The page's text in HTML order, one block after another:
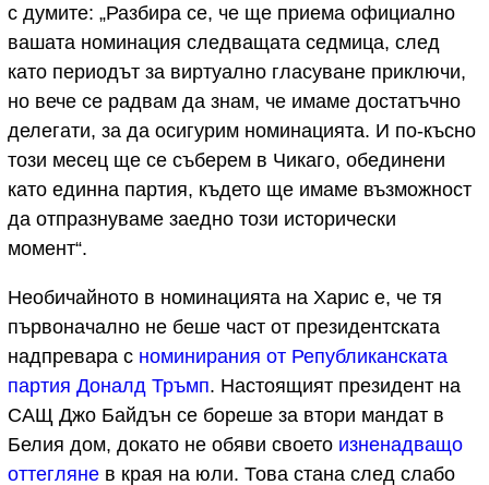
с думите: „Разбира се, че ще приема официално
вашата номинация следващата седмица, след
като периодът за виртуално гласуване приключи,
но вече се радвам да знам, че имаме достатъчно
делегати, за да осигурим номинацията. И по-късно
този месец ще се съберем в Чикаго, обединени
като единна партия, където ще имаме възможност
да отпразнуваме заедно този исторически
момент“.
Необичайното в номинацията на Харис е, че тя
първоначално не беше част от президентската
надпревара с номинирания от Републиканската
партия Доналд Тръмп. Настоящият президент на
САЩ Джо Байдън се бореше за втори мандат в
Белия дом, докато не обяви своето изненадващо
оттегляне в края на юли. Това стана след слабо